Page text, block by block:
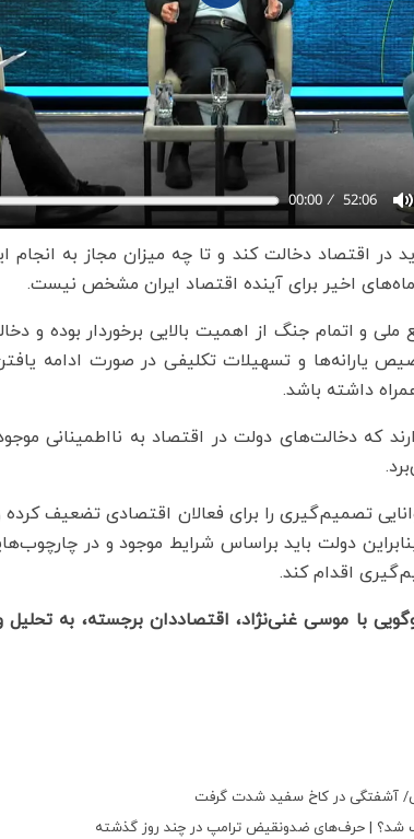
در اقتصاد دخالت کند و تا چه میزان مجاز به
اخیر برای آینده اقتصاد ایران مشخص نیست.
و اتمام جنگ از اهمیت بالایی برخوردار بوده و
یارانه‌ها و تسهیلات تکلیفی در صورت ادامه
داشته باشد.
که دخالت‌های دولت در اقتصاد به نااطمینانی
تصمیم‌گیری را برای فعالان اقتصادی تضعیف کرده
دولت باید براساس شرایط موجود و در
اقدام کند.
با موسی غنی‌نژاد، اقتصاددان برجسته، به
آشفتگی در کاخ سفید شدت گرفت
شد؟ | حرف‌های ضدونقیض‌ ترامپ در چند روز گذشته